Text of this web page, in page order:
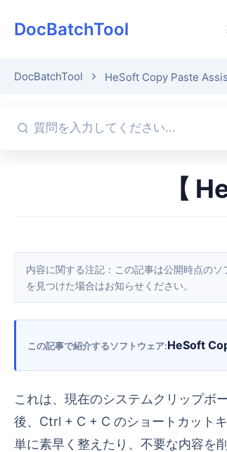
DocBatchTool
DocBatchTool HeSoft Copy Paste
【
内容に関する注記：この記事は公開時点のソフトウェアバージョンをもとに作成しています。画面や機能はアップデートにより変更される場合があるため、現在のソフトウェアをご確認ください。誤り
を見つけた場合はお知らせください。
この記事で紹介するソフトウェア HeSoft
これは、現在のシステムクリップボードの内容を素早く処理するための小さなツールソフトウェアです。マウスでテキスト、画像、またはファイルを選択した
後、Ctrl + C + C のショートカット
単に素早く整えたり、不要な内容を